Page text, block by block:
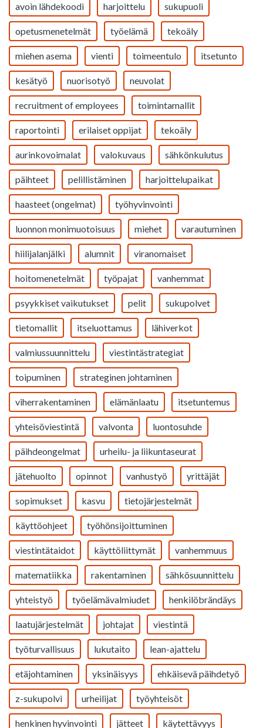
avoin lähdekoodi harjoittelu sukupuoli
opetusmenetelmät työelämä tekoäly
miehen asema vienti toimeentulo itsetunto
kesätyö nuorisotyö neuvolat
recruitment of employees toimintamallit
raportointi erilaiset oppijat tekoäly
aurinkovoimalat valokuvaus sähkönkulutus
päihteet pelillistäminen harjoittelupaikat
haasteet (ongelmat) työhyvinvointi
luonnon monimuotoisuus miehet varautuminen
hiilijalanjälki alumnit viranomaiset
hoitomenetelmät työpajat vanhemmat
psyykkiset vaikutukset pelit sukupolvet
tietomallit itseluottamus lähiverkot
valmiussuunnittelu viestintästrategiat
toipuminen strateginen johtaminen
viherrakentaminen elämänlaatu itsetuntemus
yhteisöviestintä valvonta luontosuhde
päihdeongelmat urheilu- ja liikuntaseurat
jätehuolto opinnot vanhustyö yrittäjät
sopimukset kasvu tietojärjestelmät
käyttöohjeet työhönsijoittuminen
viestintätaidot käyttöliittymät vanhemmuus
matematiikka rakentaminen sähkösuunnittelu
yhteistyö työelämävalmiudet henkilöbrändäys
laatujärjestelmät johtajat viestintä
työturvallisuus lukutaito lean-ajattelu
etäjohtaminen yksinäisyys ehkäisevä päihdetyö
z-sukupolvi urheilijat työyhteisöt
henkinen hyvinvointi jätteet käytettävyys